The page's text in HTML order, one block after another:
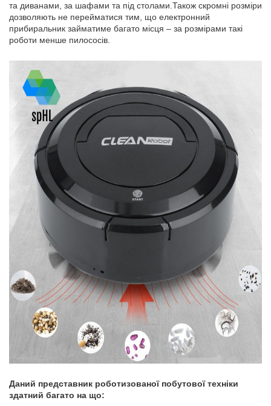
та диванами, за шафами та під столами.Також скромні розміри
дозволяють не перейматися тим, що електронний
прибиральник займатиме багато місця – за розмірами такі
роботи менше пилососів.
Даний представник роботизованої побутової техніки
здатний багато на що: